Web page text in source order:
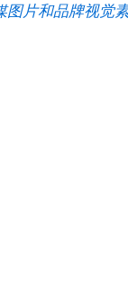
片和品牌视觉素